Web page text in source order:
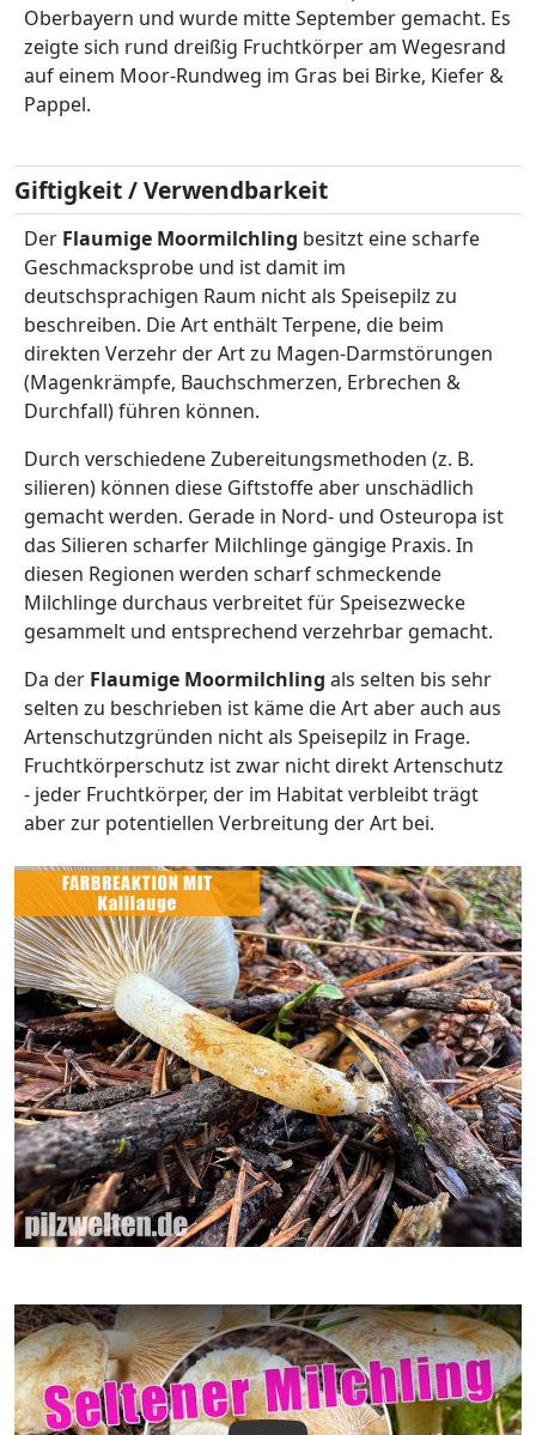
Oberbayern und wurde mitte September gemacht. Es
zeigte sich rund dreißig Fruchtkörper am Wegesrand
auf einem Moor-Rundweg im Gras bei Birke, Kiefer &
Pappel.
Giftigkeit / Verwendbarkeit
Der Flaumige Moormilchling besitzt eine scharfe
Geschmacksprobe und ist damit im
deutschsprachigen Raum nicht als Speisepilz zu
beschreiben. Die Art enthält Terpene, die beim
direkten Verzehr der Art zu Magen-Darmstörungen
(Magenkrämpfe, Bauchschmerzen, Erbrechen &
Durchfall) führen können.
Durch verschiedene Zubereitungsmethoden (z. B.
silieren) können diese Giftstoffe aber unschädlich
gemacht werden. Gerade in Nord- und Osteuropa ist
das Silieren scharfer Milchlinge gängige Praxis. In
diesen Regionen werden scharf schmeckende
Milchlinge durchaus verbreitet für Speisezwecke
gesammelt und entsprechend verzehrbar gemacht.
Da der Flaumige Moormilchling als selten bis sehr
selten zu beschrieben ist käme die Art aber auch aus
Artenschutzgründen nicht als Speisepilz in Frage.
Fruchtkörperschutz ist zwar nicht direkt Artenschutz
- jeder Fruchtkörper, der im Habitat verbleibt trägt
aber zur potentiellen Verbreitung der Art bei.
Zurück
Video abspielen: Flaumiger Moormilchling, Lactarius